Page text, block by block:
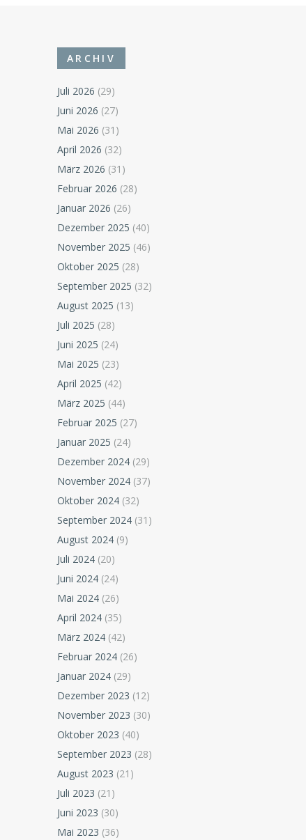
ARCHIV
Juli 2026 (29)
Juni 2026 (27)
Mai 2026 (31)
April 2026 (32)
März 2026 (31)
Februar 2026 (28)
Januar 2026 (26)
Dezember 2025 (40)
November 2025 (46)
Oktober 2025 (28)
September 2025 (32)
August 2025 (13)
Juli 2025 (28)
Juni 2025 (24)
Mai 2025 (23)
April 2025 (42)
März 2025 (44)
Februar 2025 (27)
Januar 2025 (24)
Dezember 2024 (29)
November 2024 (37)
Oktober 2024 (32)
September 2024 (31)
August 2024 (9)
Juli 2024 (20)
Juni 2024 (24)
Mai 2024 (26)
April 2024 (35)
März 2024 (42)
Februar 2024 (26)
Januar 2024 (29)
Dezember 2023 (12)
November 2023 (30)
Oktober 2023 (40)
September 2023 (28)
August 2023 (21)
Juli 2023 (21)
Juni 2023 (30)
Mai 2023 (36)